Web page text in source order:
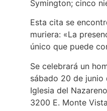
Symington; cinco
Esta cita se
muriera: «La
único que puede
Se celebrará un
sábado 20 de junio
Iglesia del
3200 E. Monte